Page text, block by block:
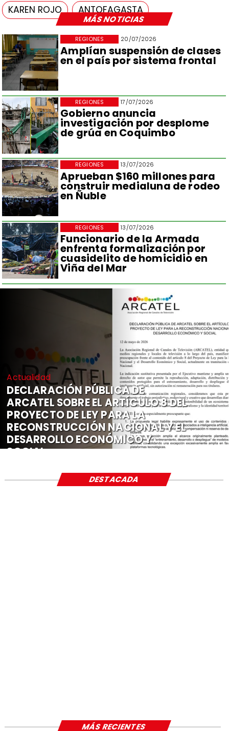
MÁS NOTICIAS
20/07/2026
Amplían suspensión de clases
en el país por sistema frontal
REGIONES
17/07/2026
Gobierno anuncia
investigación por desplome
de grúa en Coquimbo
REGIONES
13/07/2026
Aprueban $160 millones para
construir medialuna de rodeo
en Ñuble
REGIONES
13/07/2026
Funcionario de la Armada
enfrenta formalización por
cuasidelito de homicidio en
Viña del Mar
REGIONES
KAREN ROJO ANTOFAGASTA
Actualidad
DECLARACIÓN PÚBLICA DE
ARCATEL SOBRE EL ARTÍCULO 8 DEL
PROYECTO DE LEY PARA LA
RECONSTRUCCIÓN NACIONAL Y EL
DESARROLLO ECONÓMICO Y
SOCIAL
DESTACADA
MÁS RECIENTES